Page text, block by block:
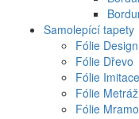
Samolepící tapety
Fólie Design
Fólie Dřevo
Fólie
Fólie Metráž
Fólie